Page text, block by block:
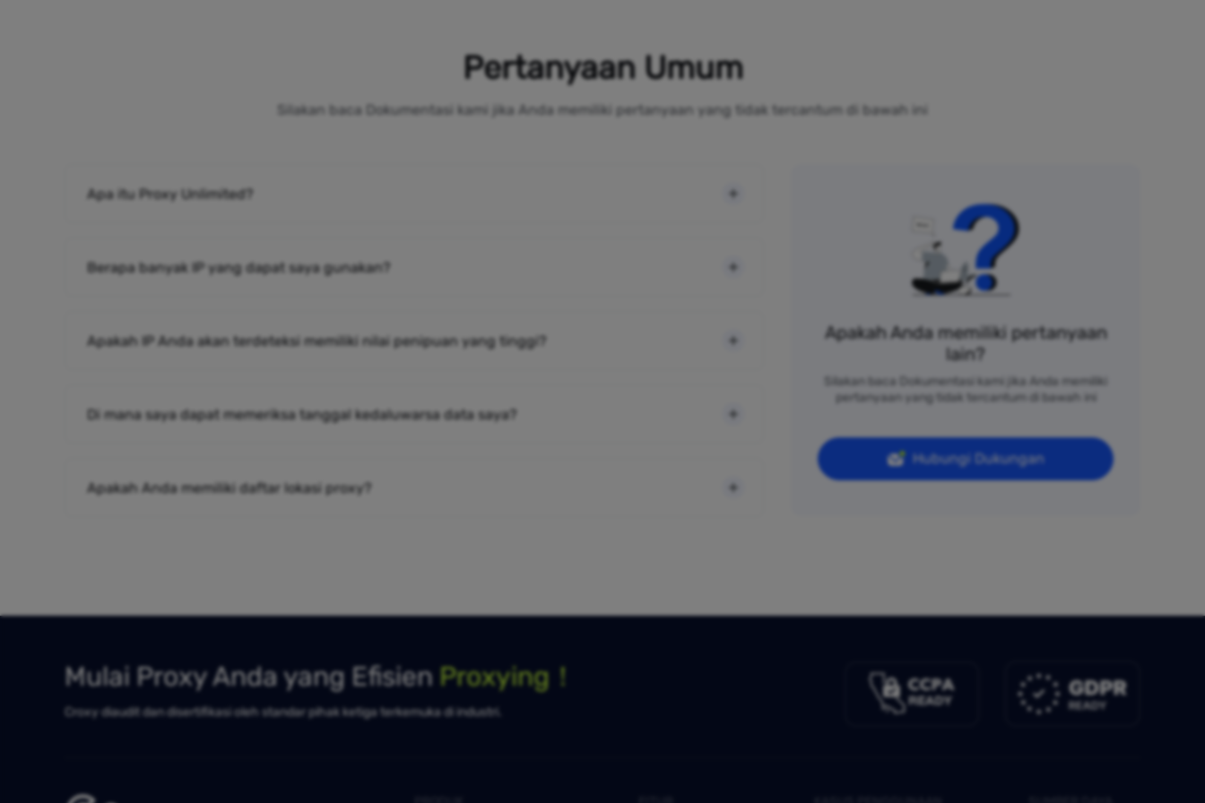
Pertanyaan Umum
Silakan baca Dokumentasi kami jika Anda memiliki pertanyaan yang tidak tercantum di bawah ini
Apa itu Proxy Unlimited?
Berapa banyak IP yang dapat saya gunakan?
Apakah IP Anda akan terdeteksi memiliki nilai penipuan yang tinggi?
Di mana saya dapat memeriksa tanggal kedaluwarsa data saya?
Apakah Anda memiliki daftar lokasi proxy?
Apakah Anda memiliki pertanyaan
lain?
Silakan baca Dokumentasi kami jika Anda memiliki
pertanyaan yang tidak tercantum di bawah ini
Hubungi Dukungan
Mulai Proxy Anda yang Efisien Proxying！
Croxy diaudit dan disertifikasi oleh standar pihak ketiga terkemuka di industri.